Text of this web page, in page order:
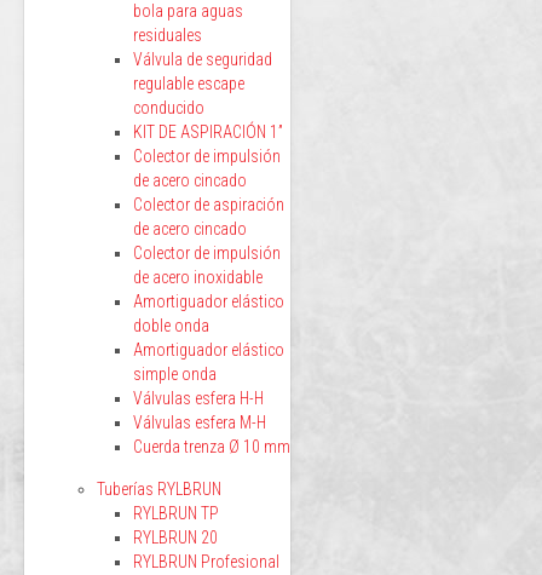
bola para aguas
residuales
Válvula de seguridad
regulable escape
conducido
KIT DE ASPIRACIÓN 1”
Colector de impulsión
de acero cincado
Colector de aspiración
de acero cincado
Colector de impulsión
de acero inoxidable
Amortiguador elástico
doble onda
Amortiguador elástico
simple onda
Válvulas esfera H-H
Válvulas esfera M-H
Cuerda trenza Ø 10 mm
Tuberías RYLBRUN
RYLBRUN TP
RYLBRUN 20
RYLBRUN Profesional